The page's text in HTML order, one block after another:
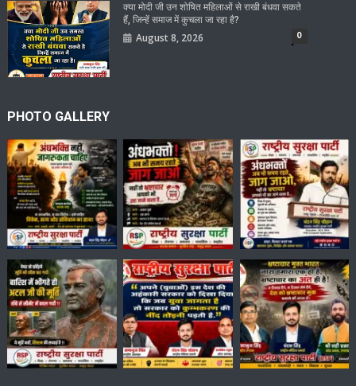
क्या मोदी जी उन शोषित महिलाओं से राखी बंधवा सकते
हैं, जिन्हें समाज में कुचला जा रहा है?
August 8, 2026 0
PHOTO GALLERY